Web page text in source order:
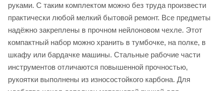
руками. С таким комплектом можно без труда произвести
практически любой мелкий бытовой ремонт. Все предметы
надёжно закреплены в прочном нейлоновом чехле. Этот
компактный набор можно хранить в тумбочке, на полке, в
шкафу или бардачке машины. Стальные рабочие части
инструментов отличаются повышенной прочностью,
рукоятки выполнены из износостойкого карбона. Для